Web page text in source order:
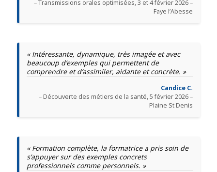
– Transmissions orales optimisées, 3 et 4 février 2026 –
Faye l’Abesse
« Intéressante, dynamique, très imagée et avec
beaucoup d’exemples qui permettent de
comprendre et d’assimiler, aidante et concrète. »
Candice C.
– Découverte des métiers de la santé, 5 février 2026 –
Plaine St Denis
« Formation complète, la formatrice a pris soin de
s’appuyer sur des exemples concrets
professionnels comme personnels. »